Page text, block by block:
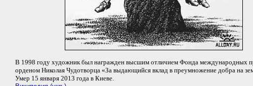
В 1998 году художник был награжден высшим отличием Фонда международных
орденом Николая Чудотворца «За выдающийся вклад в преумножение добра на
Умер 15 января 2013 года в Киеве.